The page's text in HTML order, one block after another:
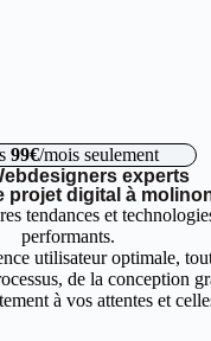
99€/mois seulement
experts
projet digital à
tendances et
performants.
utilisateur optimale,
de la conception
à vos attentes et